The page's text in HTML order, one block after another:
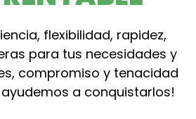
flexibilidad, rapidez,
para tus necesidades y
compromiso y tenacidad
ayudemos a conquistarlos!